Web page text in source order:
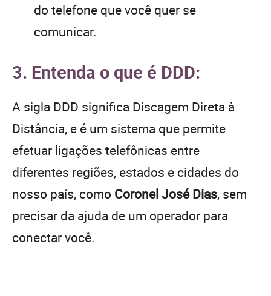
do telefone que você quer se
comunicar.
3. Entenda o que é DDD:
A sigla DDD significa Discagem Direta à
Distância, e é um sistema que permite
efetuar ligações telefônicas entre
diferentes regiões, estados e cidades do
nosso país, como Coronel José Dias, sem
precisar da ajuda de um operador para
conectar você.